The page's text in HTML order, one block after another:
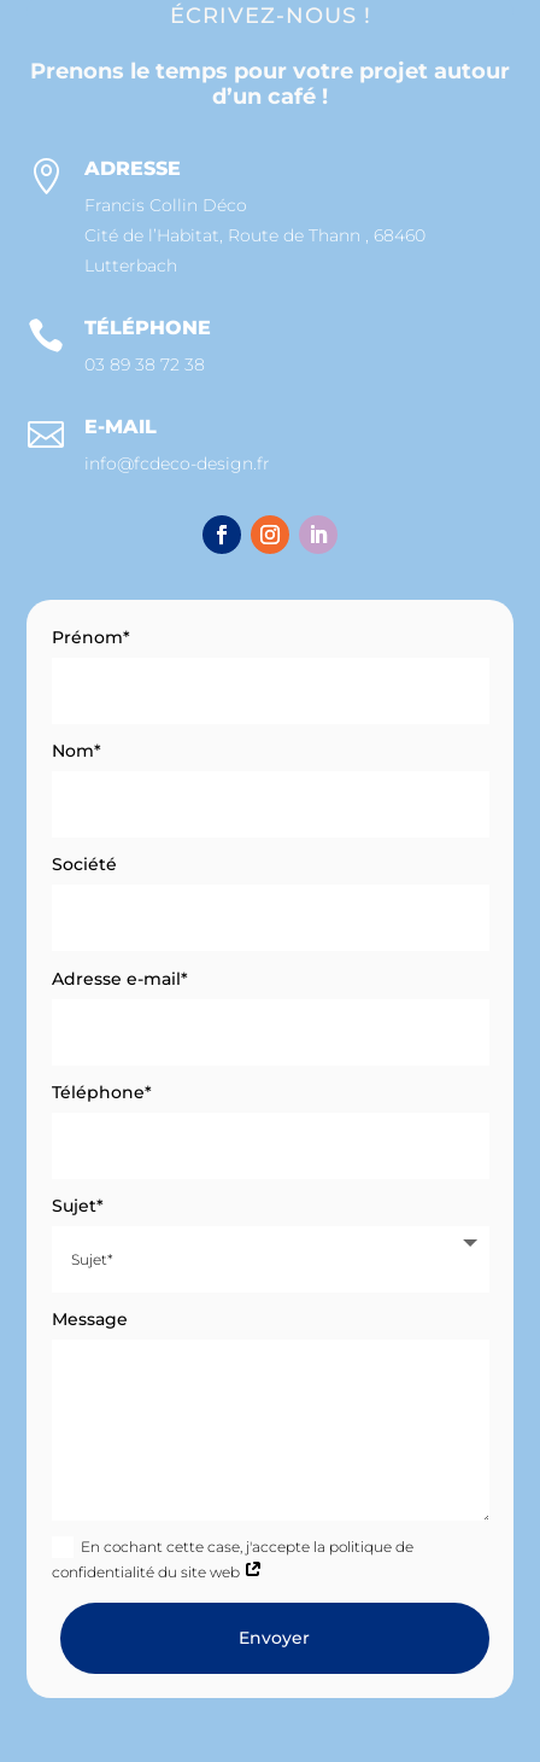
ÉCRIVEZ-NOUS !
Prenons le temps pour votre projet autour
d’un café !
 ADRESSE
Francis Collin Déco
Cité de l’Habitat, Route de Thann , 68460
Lutterbach
 TÉLÉPHONE
03 89 38 72 38
 E-MAIL
info@fcdeco-design.fr
Prénom*
Nom*
Société
Adresse e-mail*
Téléphone*
Sujet*
Message
En cochant cette case, j'accepte la politique de
confidentialité du site web
Envoyer